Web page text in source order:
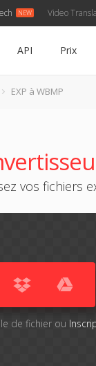
Video
API Prix
EXP à WBMP
vos fichiers
de fichier ou